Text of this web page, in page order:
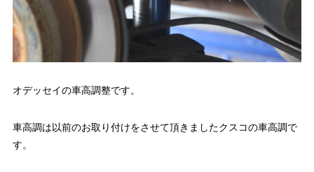
オデッセイの車高調整です。
車高調は以前のお取り付けをさせて頂きましたクスコの車高調で
す。